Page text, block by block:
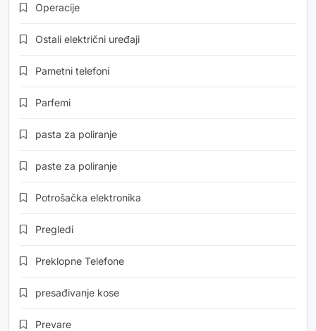
Operacije
Ostali električni uređaji
Pametni telefoni
Parfemi
pasta za poliranje
paste za poliranje
Potrošačka elektronika
Pregledi
Preklopne Telefone
presađivanje kose
Prevare